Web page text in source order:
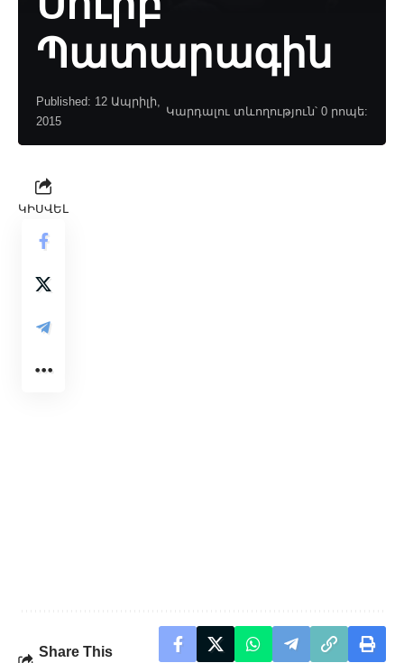
Պատարագին
Published: 12 Ապրիլի,
2015
Կարդալու տևողություն՝ 0 րոպե:
ԿԻՍՎԵԼ
Share This